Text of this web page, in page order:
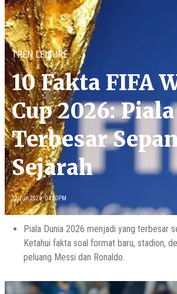
TREN LEISURE
10 Fakta FIFA
Cup 2026:
Terbesar
Sejarah
12 Jun 2026 - 04:30PM
Piala Dunia 2026 menjadi yang terbesar
Ketahui fakta soal format baru, stadion,
peluang Messi dan Ronaldo.